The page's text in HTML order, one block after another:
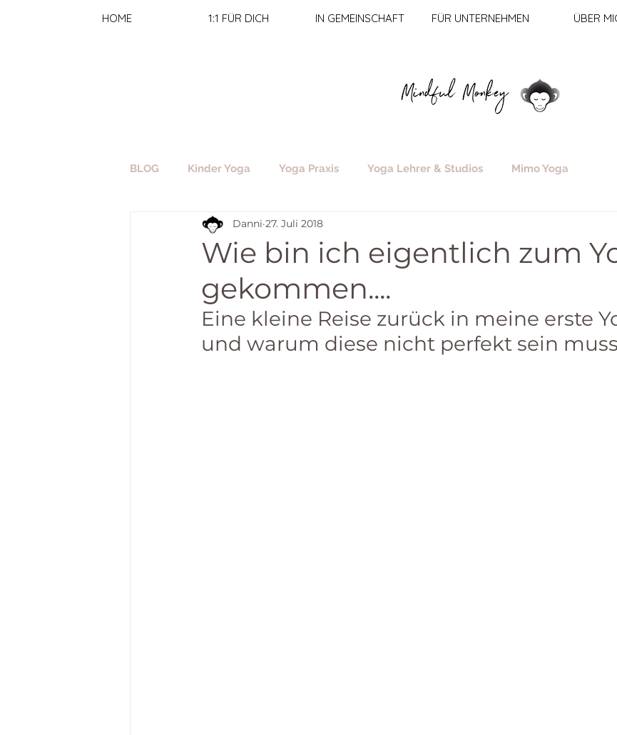
HOME 1:1 FÜR DICH IN GEMEINSCHAFT FÜR UNTERNEHMEN ÜBER
BLOG Kinder Yoga Yoga Praxis Yoga Lehrer & Studios Mimo Yoga
Wie bin ich eigentlich zum
gekommen....
Danni 27. Juli 2018
Eine kleine Reise zurück in meine erste
und warum diese nicht perfekt sein